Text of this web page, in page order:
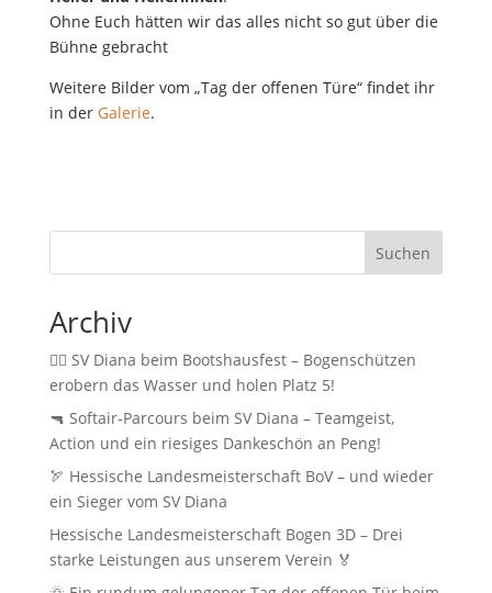
Ohne Euch hätten wir das alles nicht so gut über die
Bühne gebracht
Weitere Bilder vom „Tag der offenen Türe“ findet ihr
in der Galerie.
Suchen
Archiv
🚣‍♂️ SV Diana beim Bootshausfest – Bogenschützen
erobern das Wasser und holen Platz 5!
🔫 Softair‑Parcours beim SV Diana – Teamgeist,
Action und ein riesiges Dankeschön an Peng!
🏹 Hessische Landesmeisterschaft BoV – und wieder
ein Sieger vom SV Diana
Hessische Landesmeisterschaft Bogen 3D – Drei
starke Leistungen aus unserem Verein 🏅